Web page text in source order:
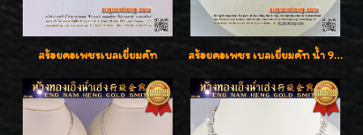
สร้อยคอเพชรเบลเยี่ยมคัท สร้อยคอเพชร เบลเยี่ยมคัท น้ำ 98% F-Color/VVS รูปแบบหวานใส่สวยดูดีน่ารักสุดๆค่ะ